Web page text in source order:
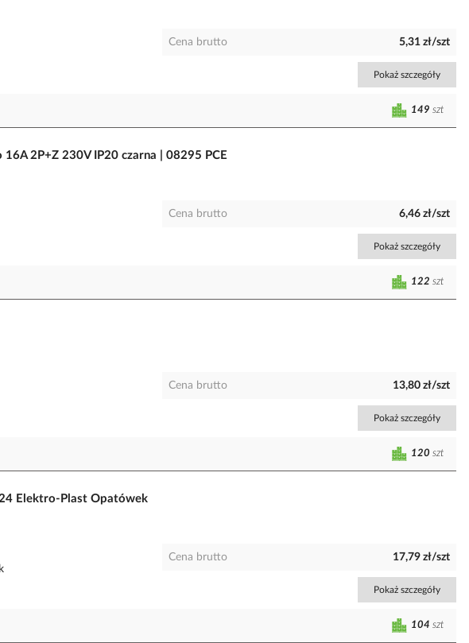
Cena brutto 5,31 zł/szt
Pokaż szczegóły
149 szt
2P+Z 230V IP20 czarna | 08295 PCE
Cena brutto 6,46 zł/szt
Pokaż szczegóły
122 szt
Cena brutto 13,80 zł/szt
Pokaż szczegóły
120 szt
Elektro-Plast Opatówek
Cena brutto 17,79 zł/szt
Pokaż szczegóły
104 szt